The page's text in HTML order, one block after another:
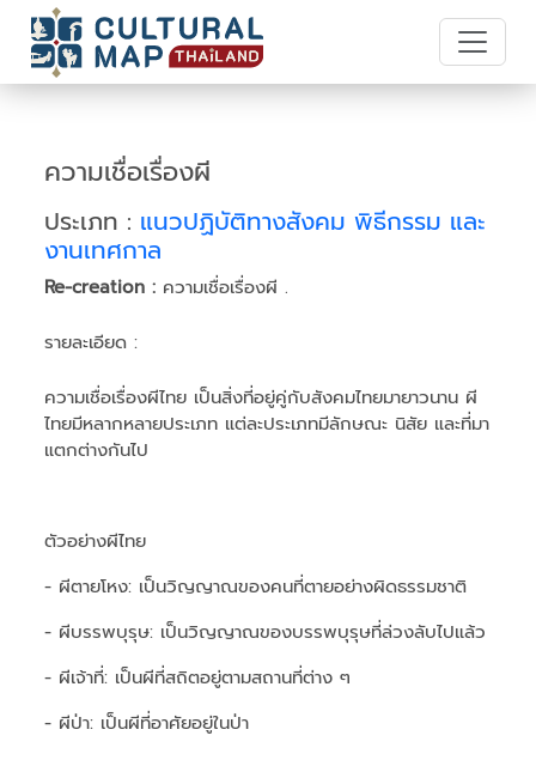
ความเชื่อเรื่องผี
ประเภท : แนวปฏิบัติทางสังคม พิธีกรรม และ
งานเทศกาล
Re-creation : ความเชื่อเรื่องผี .
รายละเอียด :
ความเชื่อเรื่องผีไทย เป็นสิ่งที่อยู่คู่กับสังคมไทยมายาวนาน ผี
ไทยมีหลากหลายประเภท แต่ละประเภทมีลักษณะ นิสัย และที่มา
แตกต่างกันไป
ตัวอย่างผีไทย
- ผีตายโหง: เป็นวิญญาณของคนที่ตายอย่างผิดธรรมชาติ
- ผีบรรพบุรุษ: เป็นวิญญาณของบรรพบุรุษที่ล่วงลับไปแล้ว
- ผีเจ้าที่: เป็นผีที่สถิตอยู่ตามสถานที่ต่าง ๆ
- ผีป่า: เป็นผีที่อาศัยอยู่ในป่า